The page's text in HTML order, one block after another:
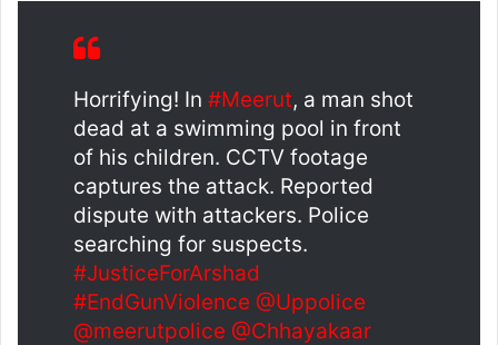
Horrifying! In #Meerut, a man shot
dead at a swimming pool in front
of his children. CCTV footage
captures the attack. Reported
dispute with attackers. Police
searching for suspects.
#JusticeForArshad
#EndGunViolence @Uppolice
@meerutpolice @Chhayakaar